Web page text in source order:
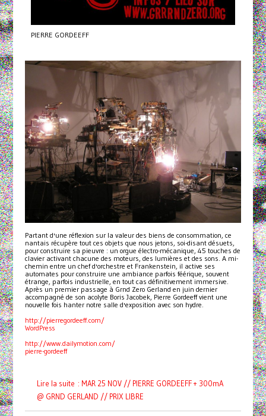
PIERRE GORDEEFF
Partant d'une réflexion sur la valeur des biens de consommation, ce
nantais récupère tout ces objets que nous jetons, soi-disant désuets,
pour construire sa pieuvre : un orgue électro-mécanique, 45 touches de
clavier activant chacune des moteurs, des lumières et des sons. A mi-
chemin entre un chef d'orchestre et Frankenstein, il active ses
automates pour construire une ambiance parfois féérique, souvent
étrange, parfois industrielle, en tout cas définitivement immersive.
Après un premier passage à Grnd Zero Gerland en juin dernier
accompagné de son acolyte Boris Jacobek, Pierre Gordeeff vient une
nouvelle fois hanter notre salle d'exposition avec son hydre.
http://pierregordeeff.com/
WordPress
http://www.dailymotion.com/
pierre-gordeeff
Lire la suite : MAR 25 NOV // PIERRE GORDEEFF + 300mA
@ GRND GERLAND // PRIX LIBRE